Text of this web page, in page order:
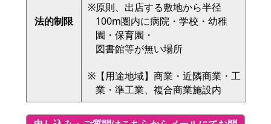
法的制限
※原則、出店する敷地から半径
100m圏内に病院・学校・幼稚
園・保育園・
図書館等が無い場所
※【用途地域】商業・近隣商業・工
業・準工業、複合商業施設内